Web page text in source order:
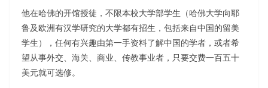
他在哈佛的开馆授徒，不限本校大学部学生（哈佛大学向耶
鲁及欧洲有汉学研究的大学都有招生，包括来自中国的留美
学生），任何有兴趣由第一手资料了解中国的学者，或者希
望从事外交、海关、商业、传教事业者，只要交费一百五十
美元就可选修。